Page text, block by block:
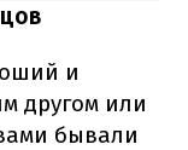
и
другом или
бывали